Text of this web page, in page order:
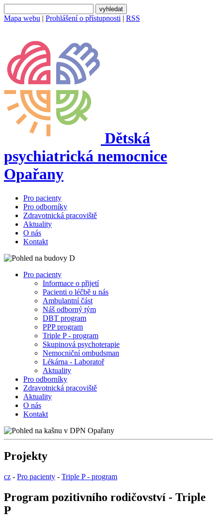
Mapa webu | Prohlášení o přístupnosti | RSS
Dětská
psychiatrická nemocnice
Opařany
Pro pacienty
Pro odborníky
Zdravotnická pracoviště
Aktuality
O nás
Kontakt
Pro pacienty
Informace o přijetí
Pacienti o léčbě u nás
Ambulantní část
Náš odborný tým
DBT program
PPP program
Triple P - program
Skupinová psychoterapie
Nemocniční ombudsman
Lékárna - Laboratoř
Aktuality
Pro odborníky
Zdravotnická pracoviště
Aktuality
O nás
Kontakt
Projekty
cz - Pro pacienty - Triple P - program
Program pozitivního rodičovství - Triple
P